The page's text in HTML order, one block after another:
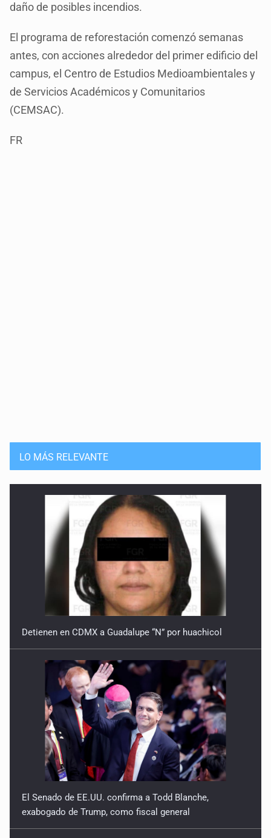
daño de posibles incendios.
El programa de reforestación comenzó semanas
antes, con acciones alrededor del primer edificio del
campus, el Centro de Estudios Medioambientales y
de Servicios Académicos y Comunitarios
(CEMSAC).
FR
LO MÁS RELEVANTE
Detienen en CDMX a Guadalupe “N” por huachicol
El Senado de EE.UU. confirma a Todd Blanche,
exabogado de Trump, como fiscal general